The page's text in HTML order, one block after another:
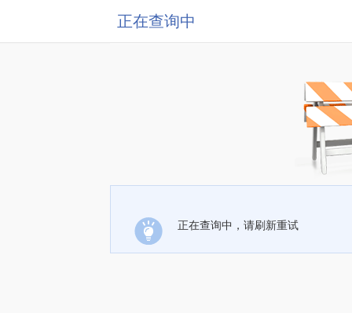
正在查询中
正在查询中，请刷新重试